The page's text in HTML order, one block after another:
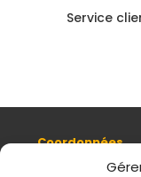
Service
Coordonnées
8, quai